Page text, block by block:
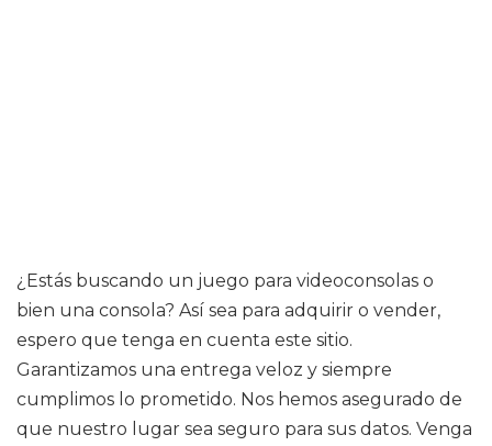
¿Estás buscando un juego para videoconsolas o
bien una consola? Así sea para adquirir o vender,
espero que tenga en cuenta este sitio.
Garantizamos una entrega veloz y siempre
cumplimos lo prometido. Nos hemos asegurado de
que nuestro lugar sea seguro para sus datos. Venga